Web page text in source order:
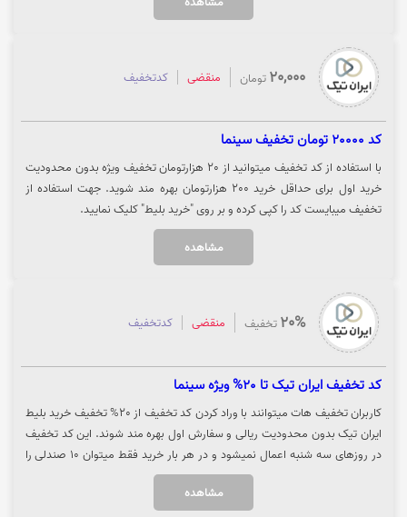
20,000 تومان منقضی کدتخفیف
کد 20000 تومان تخفیف سینما
با استفاده از کد تخفیف میتوانید از 20 هزارتومان تخفیف ویژه بدون محدودیت
خرید اول برای حداقل خرید 200 هزارتومان بهره مند شوید. جهت استفاده از
تخفیف میبایست کد را کپی کرده و بر روی "خرید بلیط" کلیک نمایید.
مشاهده
20% تخفیف منقضی کدتخفیف
کد تخفیف ایران تیک تا 20% ویژه سینما
کاربران تخفیف هات میتوانند با وراد کردن کد تخفیف از 20% تخفیف خرید بلیط
ایران تیک بدون محدودیت ریالی و سفارش اول بهره مند شوند. این کد تخفیف
در روزهای سه شنبه اعمال نمیشود و در هر بار خرید فقط میتوان 10 صندلی را
رزرو کرد. جهت استفاده از کد تخفیف می بایست کد را کپی کرده و بر روی "خرید
کنید" کلیک نمایید تا تخفیف در وبسایت ایران تیک برای شما اعمال شود.
مشاهده